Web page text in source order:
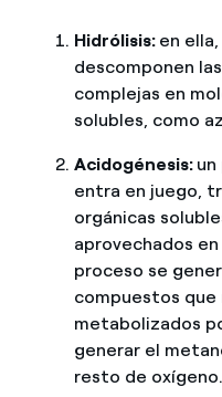
Hidrólisis: en
descomponen
complejas en
solubles, como
Acidogénesis:
entra en juego,
orgánicas
aprovechados
proceso se
compuestos que
metabolizados
generar el
resto de oxígeno.